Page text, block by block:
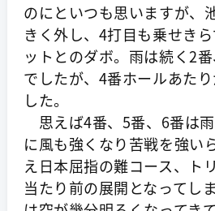
のにといつも思いますが、
きく外し、4打目も乗せき
ットとのダボ。雨は続く2
でしたが、4番ホールあた
した。
思えば4番、5番、6番は
に風も強くなり苦戦を強い
え日本屈指の難コース、ト
当たり前の展開となってし